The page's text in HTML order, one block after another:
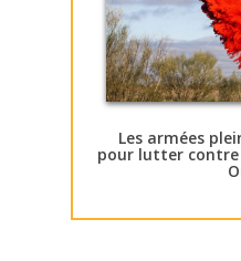
Les armées
pour lutter contre